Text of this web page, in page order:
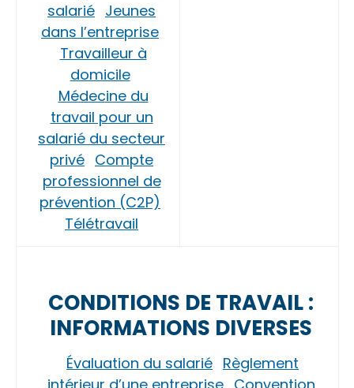
salarié Jeunes
dans l’entreprise
Travailleur à
domicile
Médecine du
travail pour un
salarié du secteur
privé Compte
professionnel de
prévention (C2P)
Télétravail
CONDITIONS DE TRAVAIL :
INFORMATIONS DIVERSES
Évaluation du salarié Règlement